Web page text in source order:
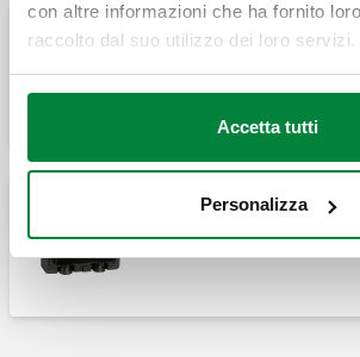
con altre informazioni che ha fornito
raccolto dal suo utilizzo dei loro servizi.
Accetta tutti
Personalizza
condizionamento. 5
Separatore idraulico per